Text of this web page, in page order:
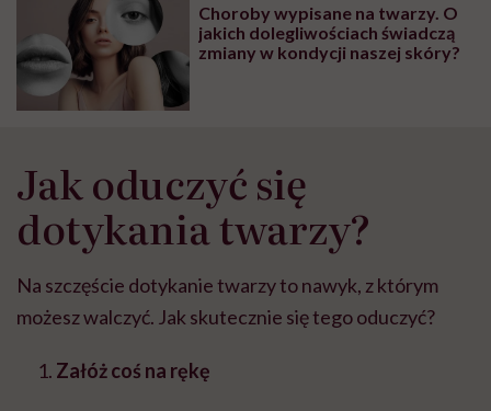
Choroby wypisane na twarzy. O
jakich dolegliwościach świadczą
zmiany w kondycji naszej skóry?
Jak oduczyć się
dotykania twarzy?
Na szczęście dotykanie twarzy to nawyk, z którym
możesz walczyć. Jak skutecznie się tego oduczyć?
Załóż coś na rękę